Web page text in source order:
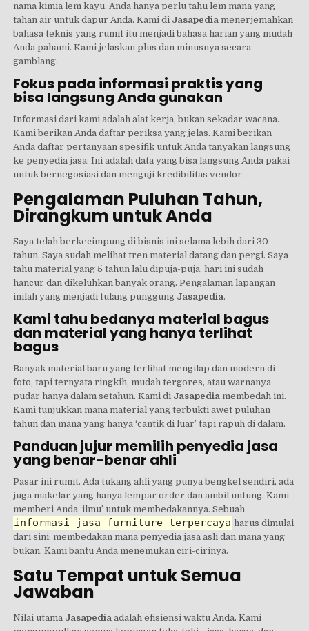
nama kimia lem kayu. Anda hanya perlu tahu lem mana yang
tahan air untuk dapur Anda. Kami di Jasapedia menerjemahkan
bahasa teknis yang rumit itu menjadi bahasa harian yang mudah
Anda pahami. Kami jelaskan plus dan minusnya secara
gamblang.
Fokus pada informasi praktis yang
bisa langsung Anda gunakan
Informasi dari kami adalah alat kerja, bukan sekadar wacana.
Kami berikan Anda daftar periksa yang jelas. Kami berikan
Anda daftar pertanyaan spesifik untuk Anda tanyakan langsung
ke penyedia jasa. Ini adalah data yang bisa langsung Anda pakai
untuk bernegosiasi dan menguji kredibilitas vendor.
Pengalaman Puluhan Tahun,
Dirangkum untuk Anda
Saya telah berkecimpung di bisnis ini selama lebih dari 30
tahun. Saya sudah melihat tren material datang dan pergi. Saya
tahu material yang 5 tahun lalu dipuja-puja, hari ini sudah
hancur dan dikeluhkan banyak orang. Pengalaman lapangan
inilah yang menjadi tulang punggung Jasapedia.
Kami tahu bedanya material bagus
dan material yang hanya terlihat
bagus
Banyak material baru yang terlihat mengilap dan modern di
foto, tapi ternyata ringkih, mudah tergores, atau warnanya
pudar hanya dalam setahun. Kami di Jasapedia membedah ini.
Kami tunjukkan mana material yang terbukti awet puluhan
tahun dan mana yang hanya ‘cantik di luar’ tapi rapuh di dalam.
Panduan jujur memilih penyedia jasa
yang benar-benar ahli
Pasar ini rumit. Ada tukang ahli yang punya bengkel sendiri, ada
juga makelar yang hanya lempar order dan ambil untung. Kami
memberi Anda ‘ilmu’ untuk membedakannya. Sebuah
informasi jasa furniture terpercaya harus dimulai
dari sini: membedakan mana penyedia jasa asli dan mana yang
bukan. Kami bantu Anda menemukan ciri-cirinya.
Satu Tempat untuk Semua
Jawaban
Nilai utama Jasapedia adalah efisiensi waktu Anda. Kami